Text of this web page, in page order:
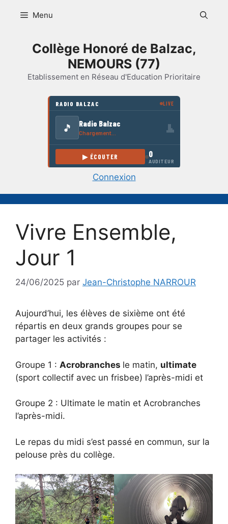
Menu
Collège Honoré de Balzac,
NEMOURS (77)
Etablissement en Réseau d'Education Prioritaire
Connexion
Vivre Ensemble,
Jour 1
24/06/2025 par Jean-Christophe NARROUR
Aujourd’hui, les élèves de sixième ont été
répartis en deux grands groupes pour se
partager les activités :
Groupe 1 : Acrobranches le matin, ultimate
(sport collectif avec un frisbee) l’après-midi et
Groupe 2 : Ultimate le matin et Acrobranches
l’après-midi.
Le repas du midi s’est passé en commun, sur la
pelouse près du collège.